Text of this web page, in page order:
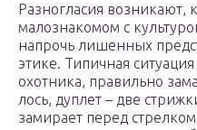
Разногласия возникают,
малознакомом с
напрочь лишенных
этике. Типичная
охотника, правильно
лось, дуплет – две
замирает перед